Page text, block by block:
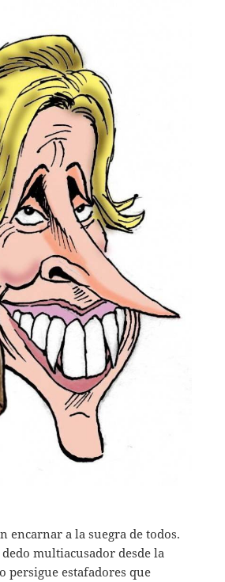
encarnar a la suegra de todos.
multiacusador desde la
persigue estafadores que